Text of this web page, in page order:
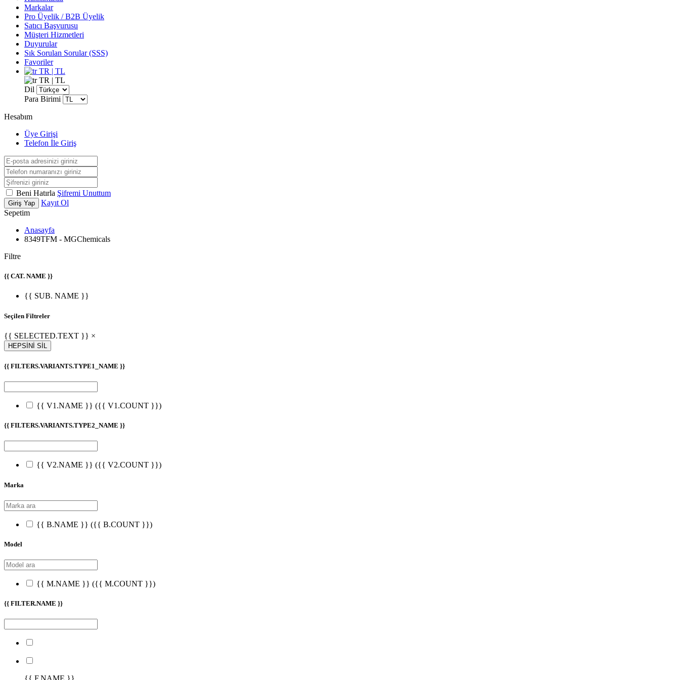
Markalar
Pro Üyelik / B2B Üyelik
Satıcı Başvurusu
Müşteri Hizmetleri
Duyurular
Sık Sorulan Sorular (SSS)
Favoriler
TR | TL
TR | TL
Dil
Para Birimi
Hesabım
Üye Girişi
Telefon İle Giriş
Beni Hatırla Şifremi Unuttum
Giriş Yap
Kayıt Ol
Sepetim
Anasayfa
8349TFM - MGChemicals
Filtre
{{ CAT. NAME }}
{{ SUB. NAME }}
Seçilen Filtreler
{{ SELECTED.TEXT }} ×
HEPSİNİ SİL
{{ FILTERS.VARIANTS.TYPE1_NAME }}
{{ V1.NAME }} ({{ V1.COUNT }})
{{ FILTERS.VARIANTS.TYPE2_NAME }}
{{ V2.NAME }} ({{ V2.COUNT }})
Marka
{{ B.NAME }} ({{ B.COUNT }})
Model
{{ M.NAME }} ({{ M.COUNT }})
{{ FILTER.NAME }}